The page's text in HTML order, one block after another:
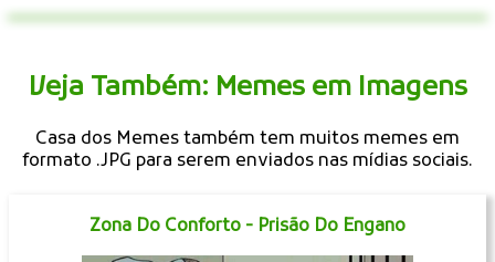
Veja Também: Memes em Imagens
Casa dos Memes também tem muitos memes em
formato .JPG para serem enviados nas mídias sociais.
Zona Do Conforto - Prisão Do Engano